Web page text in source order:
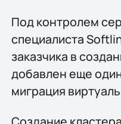
Под контролем
специалиста
заказчика в
добавлен еще
миграция